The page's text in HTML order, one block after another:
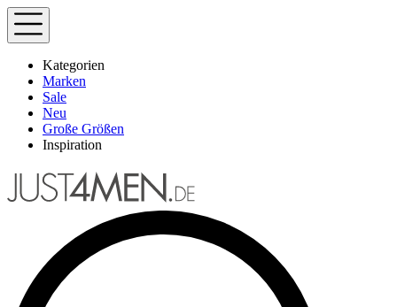
Kategorien
Marken
Sale
Neu
Große Größen
Inspiration